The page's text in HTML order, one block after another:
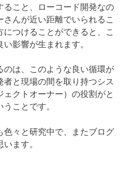
ること、ローコード開発なの
んが近い距離でいられるこ
につけることができると、こ
影響が生まれます。
のは、このような良い循環が
者と現場の間を取り持つシス
ェクトオーナー）の役割がと
ことです。
色々と研究中で、またブログ
ます。